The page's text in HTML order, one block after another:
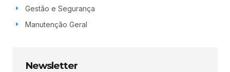
Gestão e Segurança
Manutenção Geral
Newsletter